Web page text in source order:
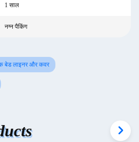
1 साल
नग्न पैकिंग
बेड लाइनर और कवर